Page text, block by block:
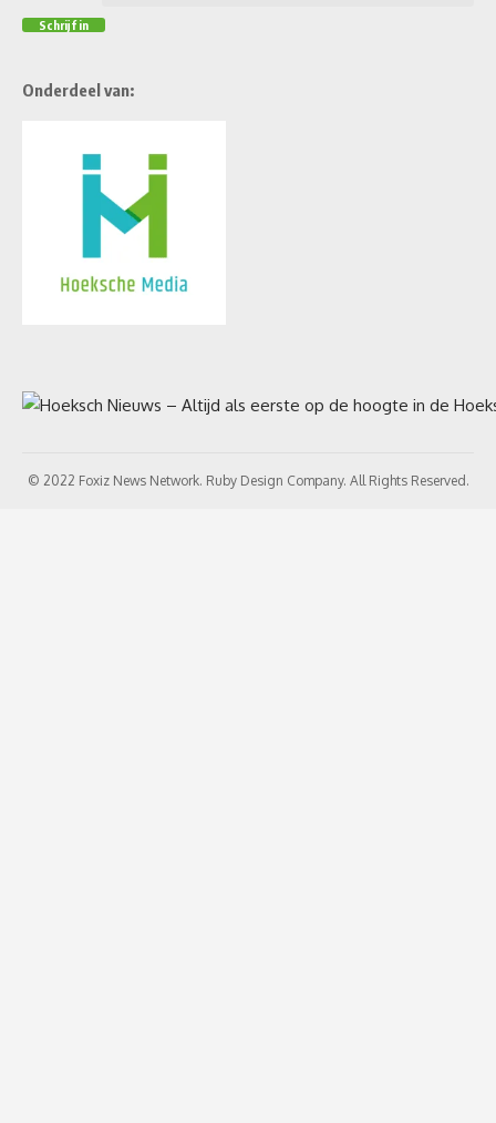
Onderdeel van:
© 2022 Foxiz News Network. Ruby Design Company. All Rights Reserved.